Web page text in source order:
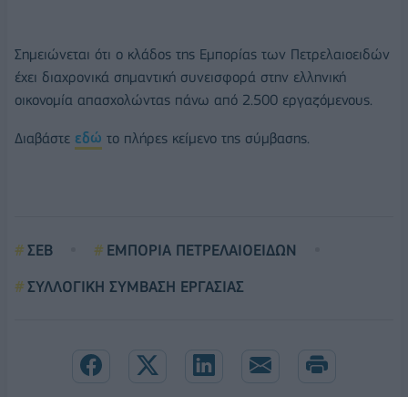
Σημειώνεται ότι ο κλάδος της Εμπορίας των Πετρελαιοειδών
έχει διαχρονικά σημαντική συνεισφορά στην ελληνική
οικονομία απασχολώντας πάνω από 2.500 εργαζόμενους.
Διαβάστε εδώ το πλήρες κείμενο της σύμβασης.
ΣΕΒ
ΕΜΠΟΡΙΑ ΠΕΤΡΕΛΑΙΟΕΙΔΩΝ
ΣΥΛΛΟΓΙΚΗ ΣΥΜΒΑΣΗ ΕΡΓΑΣΙΑΣ